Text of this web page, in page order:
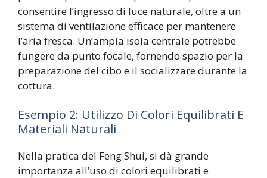
consentire l’ingresso di luce naturale, oltre a un
sistema di ventilazione efficace per mantenere
l’aria fresca. Un’ampia isola centrale potrebbe
fungere da punto focale, fornendo spazio per la
preparazione del cibo e il socializzare durante la
cottura.
Esempio 2: Utilizzo Di Colori Equilibrati E
Materiali Naturali
Nella pratica del Feng Shui, si dà grande
importanza all’uso di colori equilibrati e